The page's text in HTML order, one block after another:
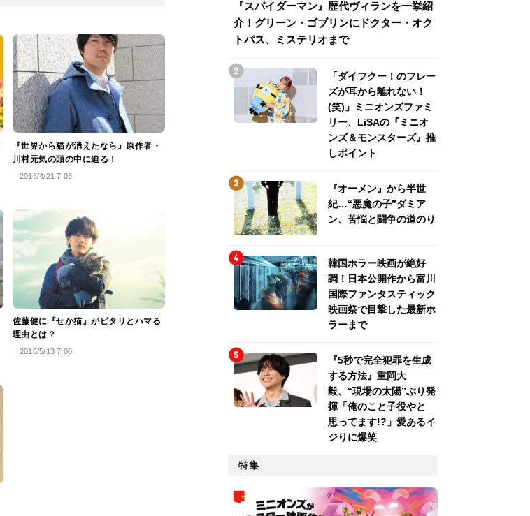
『世界から猫が消えたなら』原作者・
川村元気の頭の中に迫る！
2016/4/21 7:03
佐藤健に『せか猫』がピタリとハマる
理由とは？
2016/5/13 7:00
『スパイダーマン』歴代ヴィランを一挙紹
介！グリーン・ゴブリンにドクター・オク
トパス、ミステリオまで
「ダイフクー！のフレー
ズが耳から離れない！
(笑)」ミニオンズファミ
リー、LiSAの『ミニオ
ンズ＆モンスターズ』推
しポイント
『オーメン』から半世
紀…“悪魔の子”ダミア
ン、苦悩と闘争の道のり
韓国ホラー映画が絶好
調！日本公開作から富川
国際ファンタスティック
映画祭で目撃した最新ホ
ラーまで
『5秒で完全犯罪を生成
する方法』重岡大
毅、“現場の太陽”ぶり発
揮「俺のこと子役やと
思ってます!?」愛あるイ
ジりに爆笑
特集